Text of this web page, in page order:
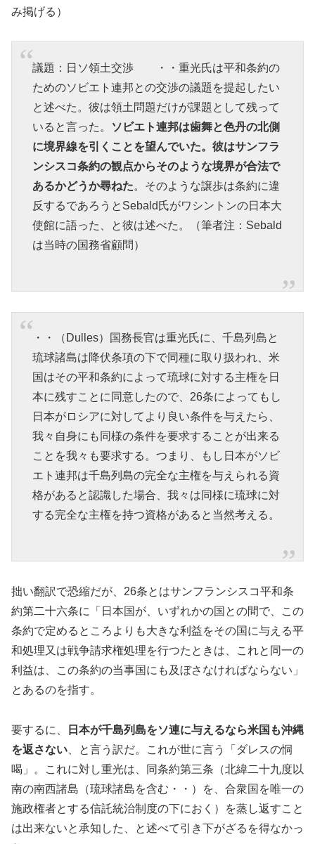
み掲げる）
議題：日ソ領土交渉 ・・重光氏は平和条約の
ためのソビエト連邦との交渉の議題を提起したい
と述べた。彼は領土問題だけが課題として残って
いると言った。
ソビエト連邦は歯舞と色丹の北側
に境界線を引くことを望んでいた。彼はサンフラ
ンシスコ条約の観点からそのような境界が合法で
あるかどうか尋ねた。そのような譲歩は条約に違
反するであろうとSebald氏がワシントンの日本大
使館に語った、と彼は述べた。（筆者注：Sebald
は当時の国務省顧問）
・・（Dulles）国務長官は重光氏に、千島列島と
琉球諸島は降伏条項の下で同種に取り扱われ、米
国はその平和条約によって琉球に対する主権を日
本に残すことに同意したので、26条によってもし
日本がロシアに対してより良い条件を与えたら、
我々自身にも同様の条件を要求することが出来る
ことを我々も要求する。つまり、もし日本がソビ
エト連邦は千島列島の完全な主権を与えられる資
格があると認識した場合、我々は同様に琉球に対
する完全な主権を持つ資格があると当然考える。
拙い翻訳で恐縮だが、26条とはサンフランシスコ平和条
約第二十六条に「日本国が、いずれかの国との間で、この
条約で定めるところよりも大きな利益をその国に与える平
和処理又は戦争請求権処理を行つたときは、これと同一の
利益は、この条約の当事国にも及ぼさなければならない」
とあるのを指す。
要するに、
日本が千島列島をソ連に与えるなら米国も沖縄
を返さない 、と言う訳だ。これが世に言う「ダレスの恫
喝」。これに対し重光は、同条約第三条（北緯二十九度以
南の南西諸島（琉球諸島を含む・・）を、合衆国を唯一の
施政権者とする信託統治制度の下におく）を蒸し返すこと
は出来ないと承知した、と述べて引き下がざるを得なかっ